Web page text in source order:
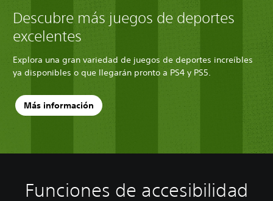
Descubre más juegos de deportes
excelentes
Explora una gran variedad de juegos de deportes increíbles
ya disponibles o que llegarán pronto a PS4 y PS5.
Más información
Funciones de accesibilidad
C
S
D